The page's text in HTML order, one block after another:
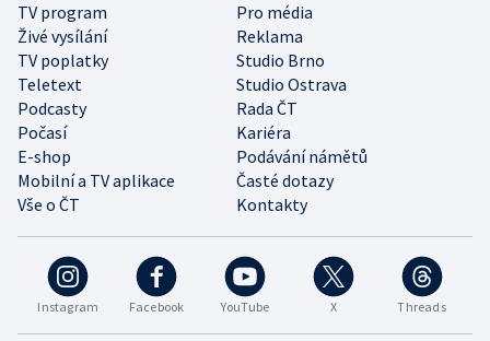
Instagram Facebook YouTube X Threads
TV program
Pro média
Živé vysílání
Reklama
TV poplatky
Studio Brno
Teletext
Studio Ostrava
Podcasty
Rada ČT
Počasí
Kariéra
E-shop
Podávání námětů
Mobilní a TV aplikace
Časté dotazy
Vše o ČT
Kontakty